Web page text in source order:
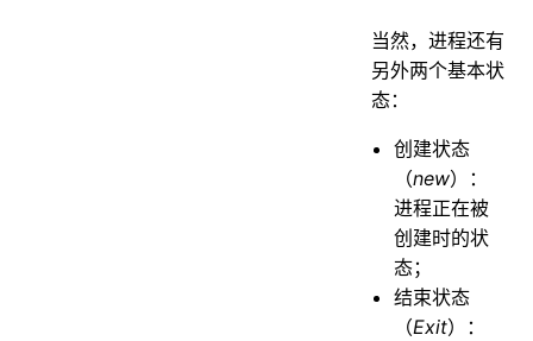
当然，进程还有
另外两个基本状
态：
创建状态
（new）：
进程正在被
创建时的状
态；
结束状态
（Exit）：